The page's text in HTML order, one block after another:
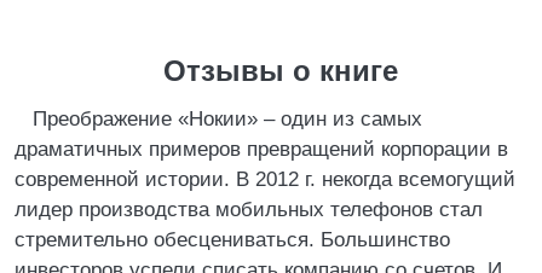
Отзывы о книге
Преображение «Нокии» – один из самых
драматичных примеров превращений корпорации в
современной истории. В 2012 г. некогда всемогущий
лидер производства мобильных телефонов стал
стремительно обесцениваться. Большинство